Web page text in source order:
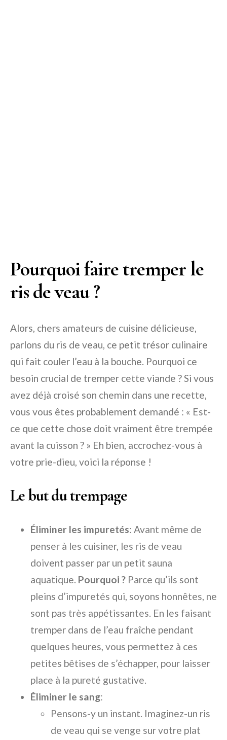
Pourquoi faire tremper le
ris de veau ?
Alors, chers amateurs de cuisine délicieuse,
parlons du ris de veau, ce petit trésor culinaire
qui fait couler l’eau à la bouche. Pourquoi ce
besoin crucial de tremper cette viande ? Si vous
avez déjà croisé son chemin dans une recette,
vous vous êtes probablement demandé : « Est-
ce que cette chose doit vraiment être trempée
avant la cuisson ? » Eh bien, accrochez-vous à
votre prie-dieu, voici la réponse !
Le but du trempage
Éliminer les impuretés: Avant même de
penser à les cuisiner, les ris de veau
doivent passer par un petit sauna
aquatique. Pourquoi ? Parce qu’ils sont
pleins d’impuretés qui, soyons honnêtes, ne
sont pas très appétissantes. En les faisant
tremper dans de l’eau fraîche pendant
quelques heures, vous permettez à ces
petites bêtises de s’échapper, pour laisser
place à la pureté gustative.
Éliminer le sang:
Pensons-y un instant. Imaginez-un ris
de veau qui se venge sur votre plat